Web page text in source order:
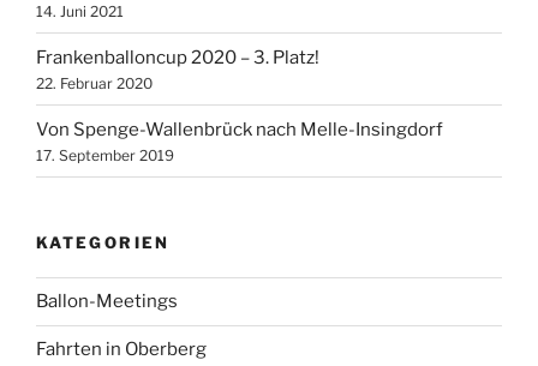
14. Juni 2021
Frankenballoncup 2020 – 3. Platz!
22. Februar 2020
Von Spenge-Wallenbrück nach Melle-Insingdorf
17. September 2019
KATEGORIEN
Ballon-Meetings
Fahrten in Oberberg